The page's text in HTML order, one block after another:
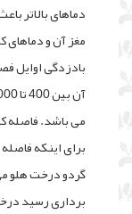
دماهای بالاتر
مغز آن و
بادزدگی اوایل
برای اینکه
گردو درخت هلو
برداری رسید